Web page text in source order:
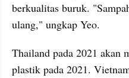
berkualitas buruk.
ulang," ungkap Yeo.
Thailand pada 2021 akan
plastik pada 2021.